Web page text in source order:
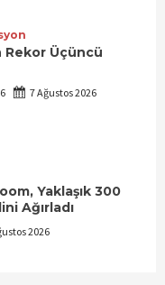
Rekor Üçüncü
7 Ağustos 2026
Yaklaşık 300
Ağırladı
2026